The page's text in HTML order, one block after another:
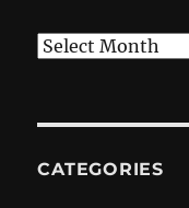
Archives
CATEGORIES